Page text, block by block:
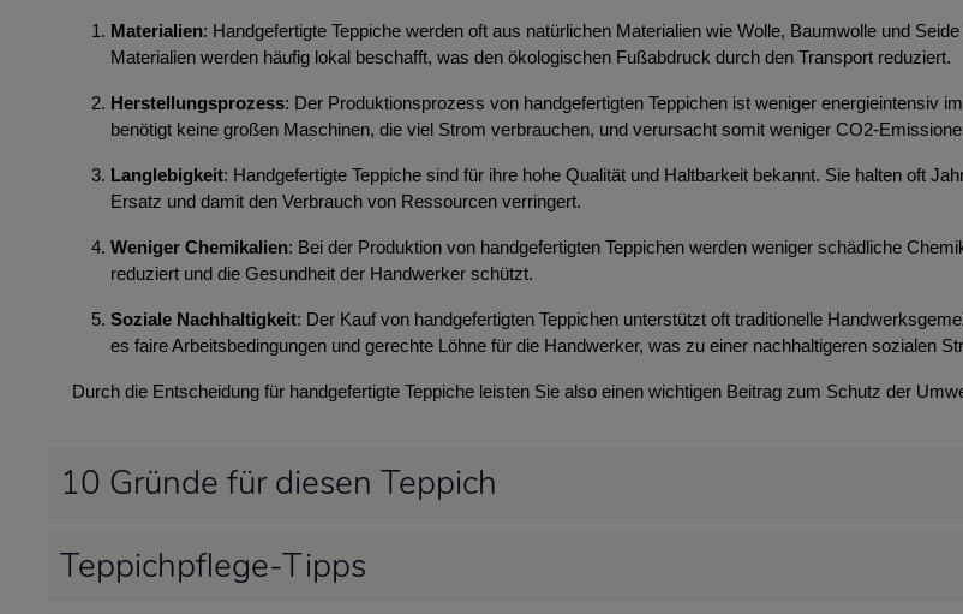
Materialien: Handgefertigte Teppiche werden oft aus natürlichen Materialien wie Wolle, Baumwolle und
Materialien werden häufig lokal beschafft, was den ökologischen Fußabdruck durch den Transport reduziert.
Herstellungsprozess: Der Produktionsprozess von handgefertigten Teppichen ist weniger energieintensiv
benötigt keine großen Maschinen, die viel Strom verbrauchen, und verursacht somit weniger CO2-
Langlebigkeit: Handgefertigte Teppiche sind für ihre hohe Qualität und Haltbarkeit bekannt. Sie halten oft
Ersatz und damit den Verbrauch von Ressourcen verringert.
Weniger Chemikalien: Bei der Produktion von handgefertigten Teppichen werden weniger schädliche
reduziert und die Gesundheit der Handwerker schützt.
Soziale Nachhaltigkeit: Der Kauf von handgefertigten Teppichen unterstützt oft traditionelle
es faire Arbeitsbedingungen und gerechte Löhne für die Handwerker, was zu einer nachhaltigeren sozialen
Durch die Entscheidung für handgefertigte Teppiche leisten Sie also einen wichtigen Beitrag zum Schutz der
10 Gründe für diesen Teppich
Teppichpflege-Tipps